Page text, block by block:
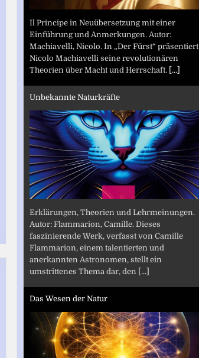
Il Principe in Neuübersetzung mit einer
Einführung und Anmerkungen. Autor:
Machiavelli, Nicolo. In „Der Fürst“ präsentiert
Nicolo Machiavelli seine revolutionären
Theorien über Macht und Herrschaft. [...]
Unbekannte Naturkräfte
Erklärungen, Theorien und Lehrmeinungen.
Autor: Flammarion, Camille. Dieses
faszinierende Werk, verfasst von Camille
Flammarion, einem talentierten und
anerkannten Astronomen, stellt ein
umstrittenes Thema dar, den [...]
Das Wesen der Natur